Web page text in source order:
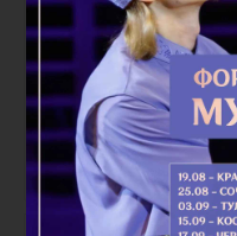
Икона Божией
Матери